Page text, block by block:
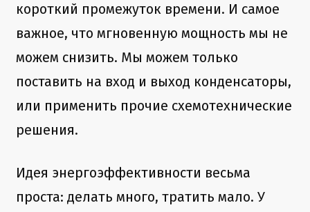
короткий промежуток времени. И самое
важное, что мгновенную мощность мы не
можем снизить. Мы можем только
поставить на вход и выход конденсаторы,
или применить прочие схемотехнические
решения.
Идея энергоэффективности весьма
проста: делать много, тратить мало. У